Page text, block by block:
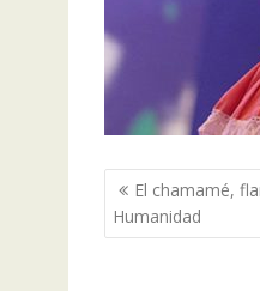
Navegación
de
entradas
El chamamé,
Humanidad